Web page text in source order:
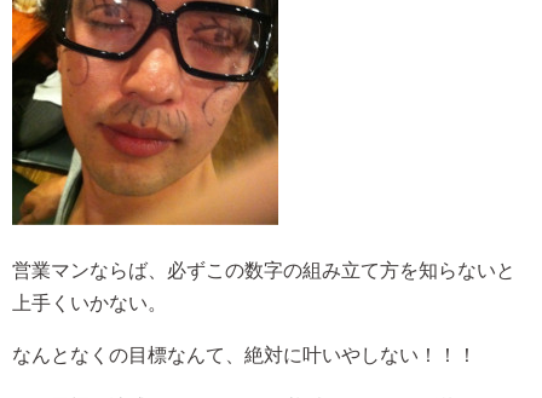
営業マンならば、必ずこの数字の組み立て方を知らないと
上手くいかない。
なんとなくの目標なんて、絶対に叶いやしない！！！